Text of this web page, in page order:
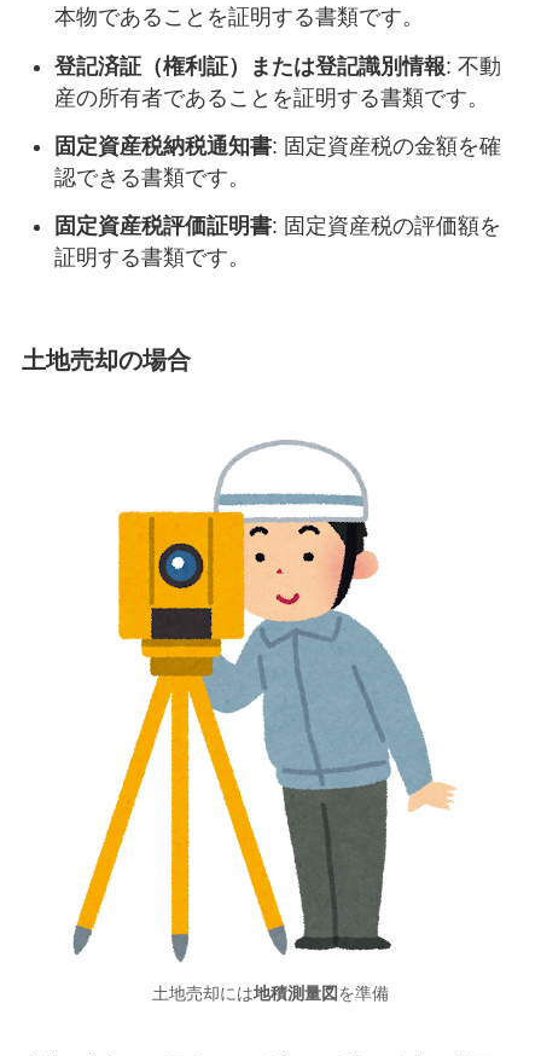
本物であることを証明する書類です。
登記済証（権利証）または登記識別情報: 不動
産の所有者であることを証明する書類です。
固定資産税納税通知書: 固定資産税の金額を確
認できる書類です。
固定資産税評価証明書: 固定資産税の評価額を
証明する書類です。
土地売却の場合
土地売却には地積測量図を準備